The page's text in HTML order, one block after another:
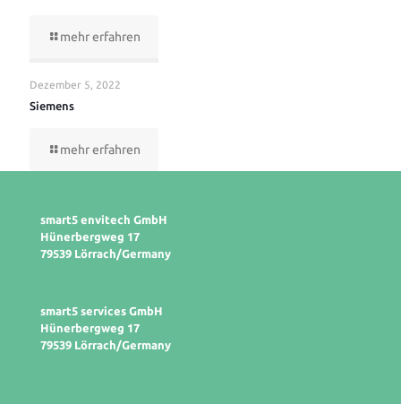
mehr erfahren
Dezember 5, 2022
Siemens
mehr erfahren
smart5 envitech GmbH
Hünerbergweg 17
79539 Lörrach/Germany
smart5 services GmbH
Hünerbergweg 17
79539 Lörrach/Germany